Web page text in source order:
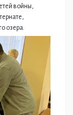
войны,
озера.